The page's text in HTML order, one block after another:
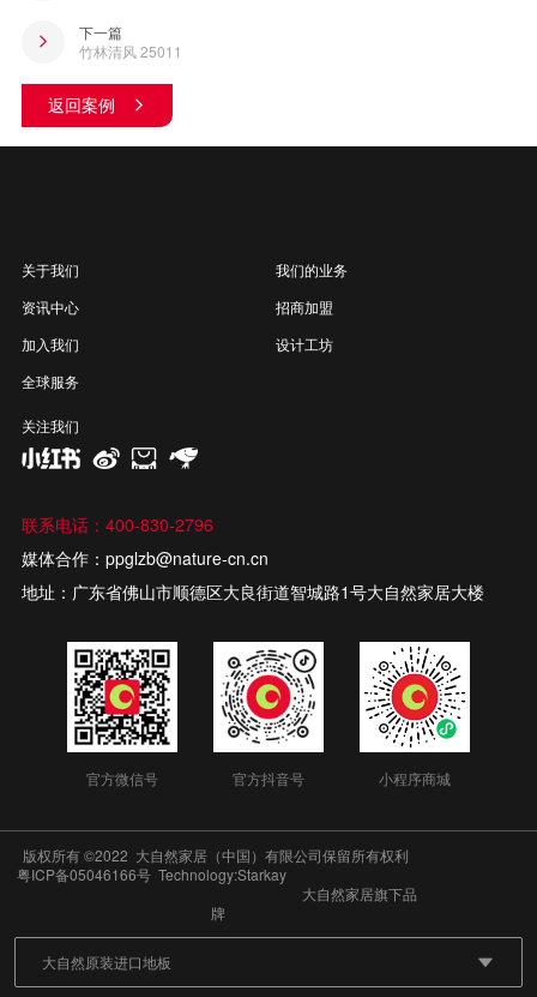
返回案例
下一篇
竹林清风 25011
关于我们
我们的业务
资讯中心
招商加盟
加入我们
设计工坊
全球服务
关注我们
联系电话：400-830-2796
媒体合作：ppglzb@nature-cn.cn
地址：广东省佛山市顺德区大良街道智城路1号大自然家居大楼
官方微信号 官方抖音号 小程序商城
版权所有 ©2022 大自然家居（中国）有限公司保留所有权利
粤ICP备05046166号 Technology:Starkay
大自然家居旗下品
牌
大自然原装进口地板